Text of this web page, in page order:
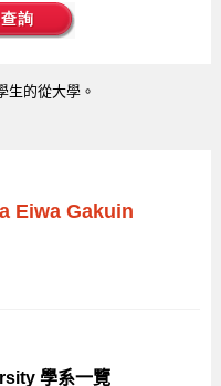
生的從大學。
Eiwa Gakuin
學系一覽